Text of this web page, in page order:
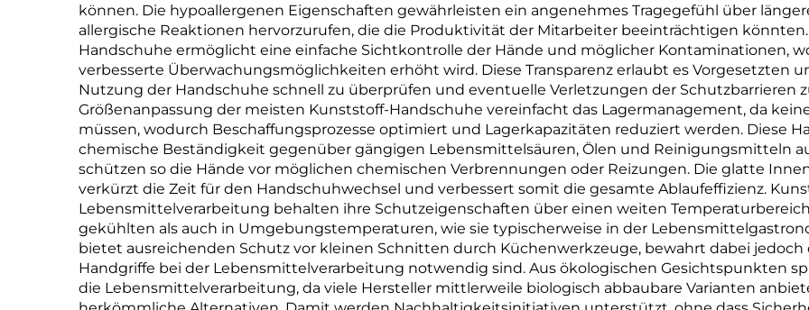
können. Die hypoallergenen Eigenschaften gewährleisten ein angenehmes Tragegefühl über
allergische Reaktionen hervorzurufen, die die Produktivität der Mitarbeiter beeinträchtigen
Handschuhe ermöglicht eine einfache Sichtkontrolle der Hände und möglicher Kontaminationen,
verbesserte Überwachungsmöglichkeiten erhöht wird. Diese Transparenz erlaubt es Vorgesetzten
Nutzung der Handschuhe schnell zu überprüfen und eventuelle Verletzungen der Schutzbarrieren
Größenanpassung der meisten Kunststoff-Handschuhe vereinfacht das Lagermanagement, da
müssen, wodurch Beschaffungsprozesse optimiert und Lagerkapazitäten reduziert werden. Diese
chemische Beständigkeit gegenüber gängigen Lebensmittelsäuren, Ölen und Reinigungsmitteln
schützen so die Hände vor möglichen chemischen Verbrennungen oder Reizungen. Die glatte
verkürzt die Zeit für den Handschuhwechsel und verbessert somit die gesamte Ablaufeffizienz.
Lebensmittelverarbeitung behalten ihre Schutzeigenschaften über einen weiten
gekühlten als auch in Umgebungstemperaturen, wie sie typischerweise in der
bietet ausreichenden Schutz vor kleinen Schnitten durch Küchenwerkzeuge, bewahrt dabei
Handgriffe bei der Lebensmittelverarbeitung notwendig sind. Aus ökologischen Gesichtspunkten
die Lebensmittelverarbeitung, da viele Hersteller mittlerweile biologisch abbaubare Varianten